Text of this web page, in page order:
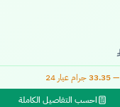
—
33.35جرام عيار 24
احسب التفاصيل الكاملة